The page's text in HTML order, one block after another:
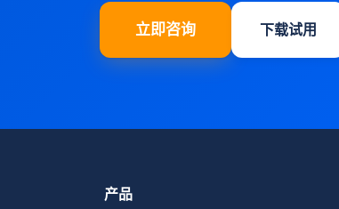
立即咨询 下载试用
产品